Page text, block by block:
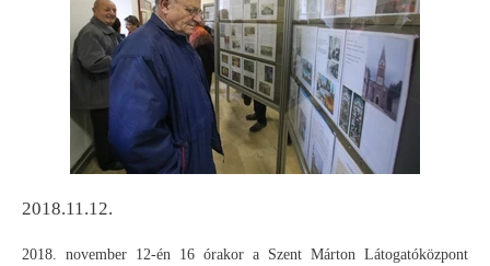
2018.11.12.
2018. november 12-én 16 órakor a Szent Márton Látogatóközpont